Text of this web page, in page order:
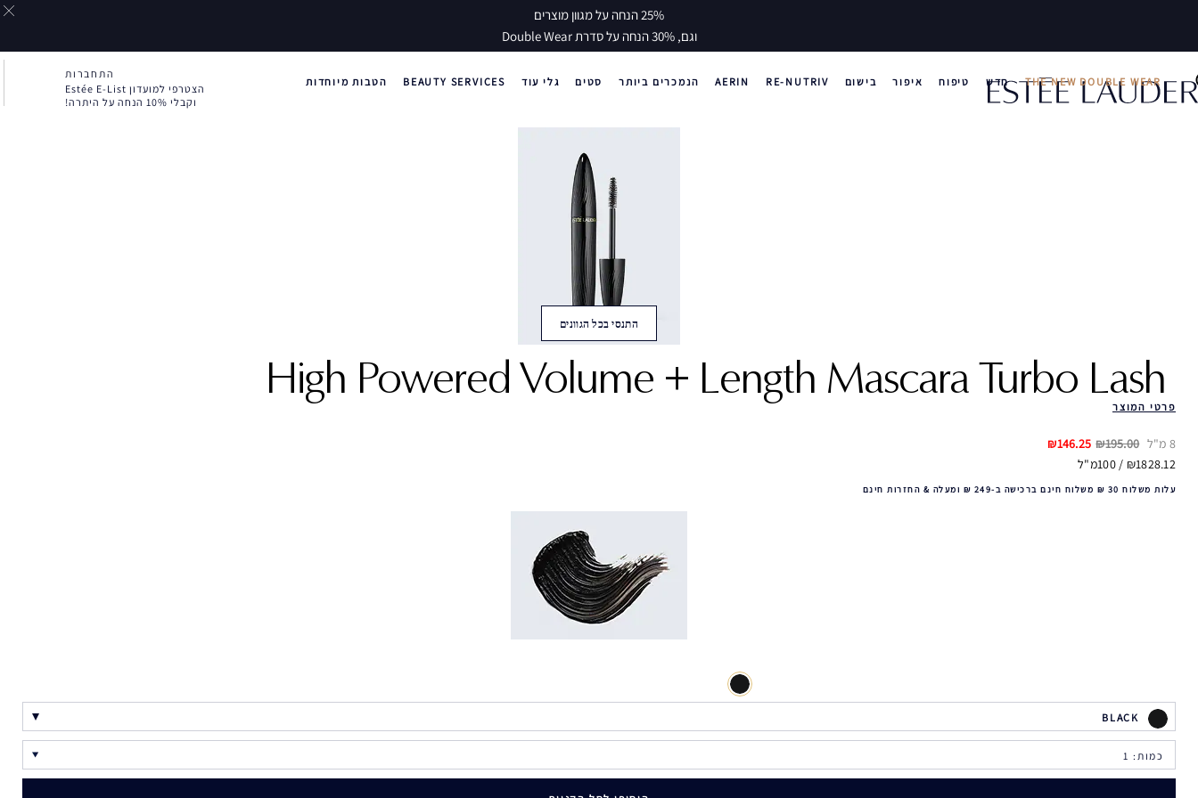
25% הנחה על מגוון מוצרים
וגם, 30% הנחה על סדרת Double Wear
הצטרפי למועדון Estée E-List
וקבלי 10% הנחה על היתרה!
התחברות
THE NEW DOUBLE WEAR חדש טיפוח איפור בישום RE-NUTRIV
AERIN הנמכרים ביותר סטים גלי עוד BEAUTY SERVICES הטבות מיוחדות
התנסי בכל הגוונים
Turbo Lash ‎
High Powered Volume + Length Mascara
פרטי המוצר
8 מ"ל ₪195.00
₪146.25
₪1828.12 / 100מ"ל
עלות משלוח 30 ₪ משלוח חינם ברכישה ב-249 ₪ ומעלה & החזרות חינם
BLACK